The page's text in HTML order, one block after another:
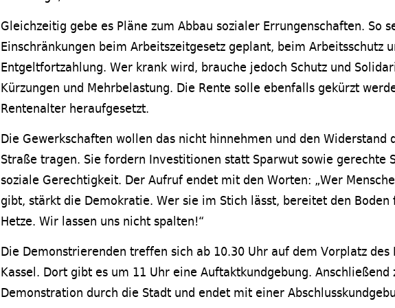
Gleichzeitig gebe es Pläne zum Abbau sozialer Errungenschaften. So
Einschränkungen beim Arbeitszeitgesetz geplant, beim Arbeitsschutz
Entgeltfortzahlung. Wer krank wird, brauche jedoch Schutz und
Kürzungen und Mehrbelastung. Die Rente solle ebenfalls gekürzt
Rentenalter heraufgesetzt.
Die Gewerkschaften wollen das nicht hinnehmen und den Widerstand
Straße tragen. Sie fordern Investitionen statt Sparwut sowie gerechte
soziale Gerechtigkeit. Der Aufruf endet mit den Worten: „Wer
gibt, stärkt die Demokratie. Wer sie im Stich lässt, bereitet den Boden
Hetze. Wir lassen uns nicht spalten!“
Die Demonstrierenden treffen sich ab 10.30 Uhr auf dem Vorplatz des
Kassel. Dort gibt es um 11 Uhr eine Auftaktkundgebung. Anschließend
Demonstration durch die Stadt und endet mit einer